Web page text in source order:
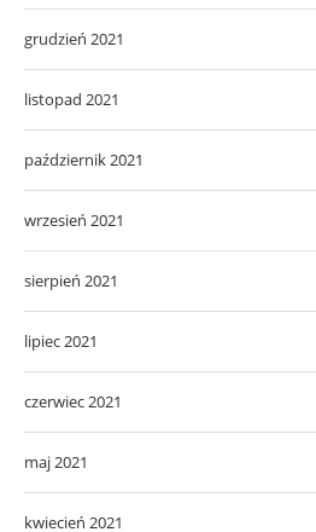
grudzień 2021
listopad 2021
październik 2021
wrzesień 2021
sierpień 2021
lipiec 2021
czerwiec 2021
maj 2021
kwiecień 2021